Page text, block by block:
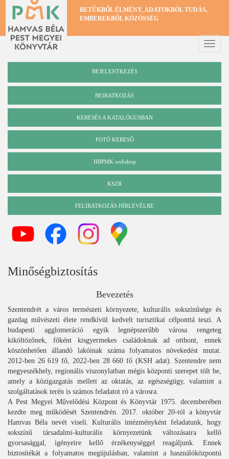
Ugrás
tartalomra
BETŰKBŐL ÉLMÉNY, ADATOKBÓL TUDÁS,
EMBEREKBŐL KÖZÖSSÉG
Toggle
BEJELENTKEZÉS
BEIRATKOZÁS
Katalógus
KERESÉS A KATALÓGUSBAN
FOTÓ KERESŐ
HBPMK webshop
KSZR
FELIRATKOZÁS HÍRLEVÉLRE
Minőségbiztosítás
Bevezetés
Szentendrét a város természeti környezete, kulturális sokszínűsége és
gazdag művészeti élete rendkívül kedvelt turisztikai célponttá teszi. A
budapesti agglomeráció egyik legnépszerűbb városa rengeteg
kiköltözőnek, főként kisgyermekes családoknak ad otthont, ennek
köszönhetően állandó lakóinak száma folyamatos növekedést mutat.
2012-ben 26 619 fő, 2022-ben 28 660 fő (KSH adat). Szentendre nem
megyeszékhely, regionális viszonylatban mégis központi szerepet tölt be,
amely a közigazgatás mellett az oktatás, az egészségügy, valamint a
szolgáltatások terén is számos feladatot ró a városra.
A Pest Megyei Művelődési Központ és Könyvtár 1975. decemberében
kezdte meg működését Szentendrén. 2017. október 20-tól a könyvtár
Hamvas Béla nevét viseli. Kulturális intézményként feladatunk, hogy
sokszínű társadalmi-kulturális környezetünk változásaira kellő
gyorsasággal, igényeire kellő érzékenységgel reagáljunk. Ennek
biztosítékát a folyamatos megújulásban, valamint a használóközpontú